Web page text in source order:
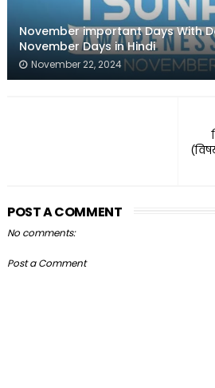
November important Days With
November Days in Hindi
November 22, 2024
POST A COMMENT
No comments:
Post a Comment